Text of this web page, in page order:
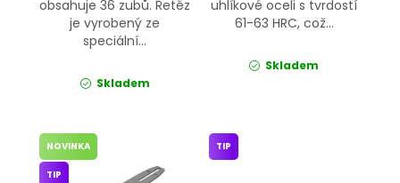
obsahuje 36 zubů. Řetěz
je vyrobený ze
speciální...
Skladem
uhlíkové oceli s tvrdostí
61-63 HRC, což...
Skladem
NOVINKA
TIP
TIP